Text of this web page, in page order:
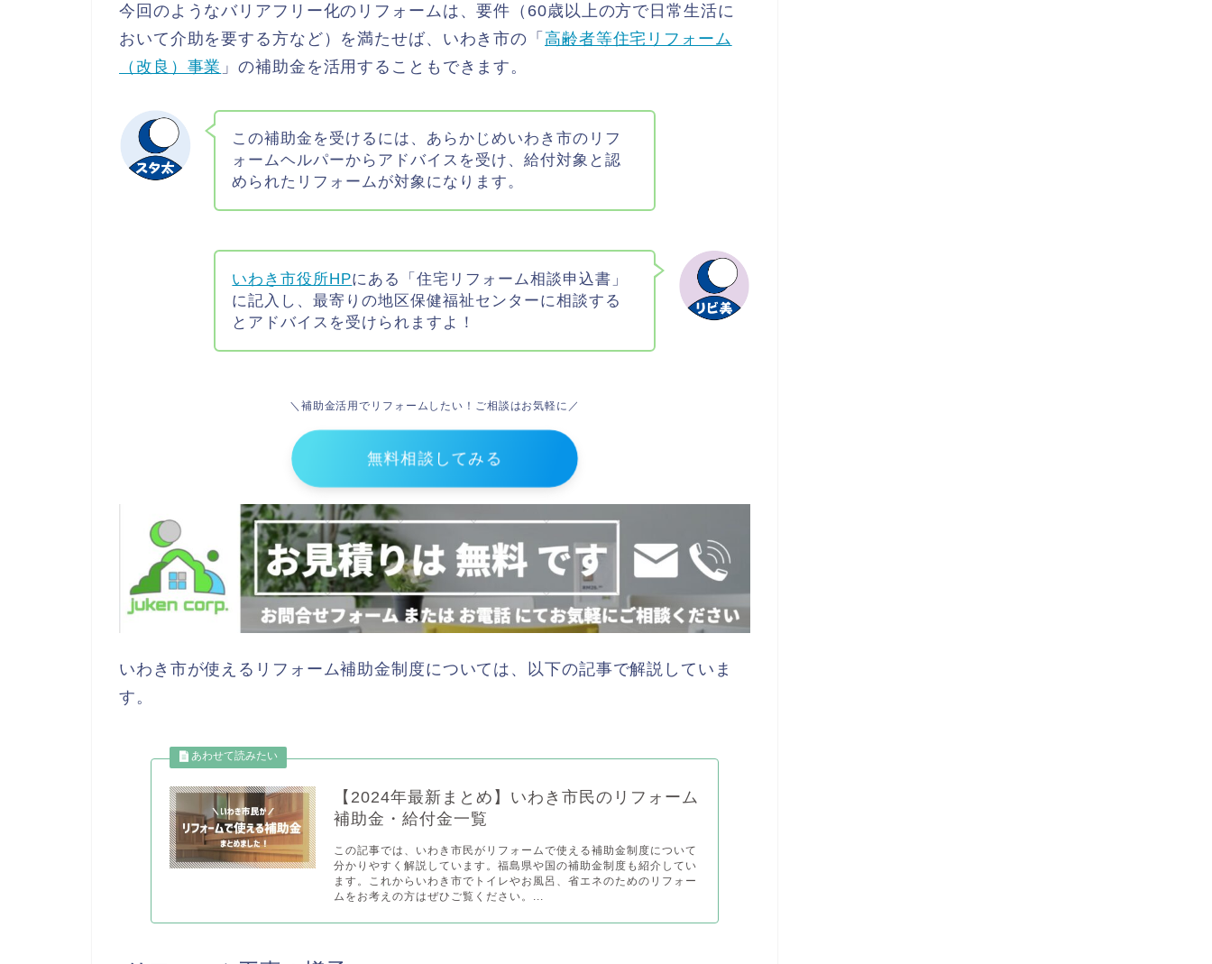
今回のようなバリアフリー化のリフォームは、要件（60歳以上の方で日常生活に
おいて介助を要する方など）を満たせば、いわき市の「 高齢者等住宅リフォーム
（改良）事業 」の補助金を活用することもできます。
この補助金を受けるには、あらかじめいわき市のリフ
ォームヘルパーからアドバイスを受け、給付対象と認
められたリフォームが対象になります。
いわき市役所HPにある「住宅リフォーム相談申込書」
に記入し、最寄りの地区保健福祉センターに相談する
とアドバイスを受けられますよ！
＼補助金活用でリフォームしたい！ご相談はお気軽に／
無料相談してみる
いわき市が使えるリフォーム補助金制度については、以下の記事で解説していま
す。
【2024年最新まとめ】いわき市民のリフォーム
補助金・給付金一覧
この記事では、いわき市民がリフォームで使える補助金制度について
分かりやすく解説しています。福島県や国の補助金制度も紹介してい
ます。これからいわき市でトイレやお風呂、省エネのためのリフォー
ムをお考えの方はぜひご覧ください。...